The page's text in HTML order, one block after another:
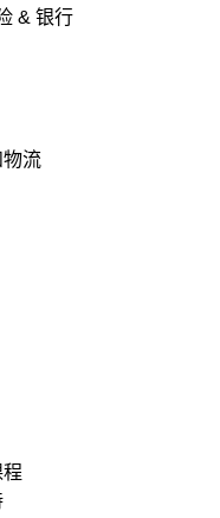
银行
流